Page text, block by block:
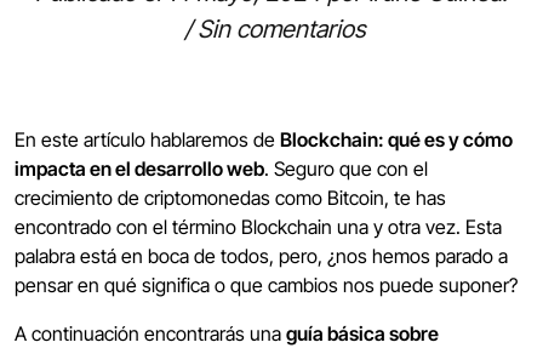
/Sin comentarios
En este artículo hablaremos de Blockchain: qué es y cómo
impacta en el desarrollo web. Seguro que con el
crecimiento de criptomonedas como Bitcoin, te has
encontrado con el término Blockchain una y otra vez. Esta
palabra está en boca de todos, pero, ¿nos hemos parado a
pensar en qué significa o que cambios nos puede suponer?
A continuación encontrarás una guía básica sobre